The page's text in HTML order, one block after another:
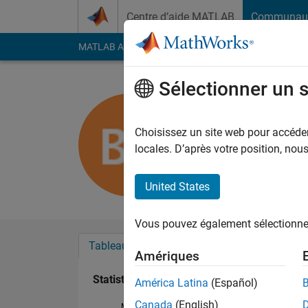
Centre d’aide MATLAB
MATLAB Answers File Exchange Cody
Actif depuis 2016
Followers:0
Tableau de bord
Statistiques
Sélectionner un
Choisissez un site web pour
locales. D’après votre position,
United States
Vous pouvez également
Amériques
América Latina (Español)
Canada (English)